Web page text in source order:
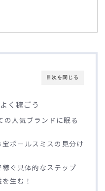
目次を閉じる
く稼ごう
の人気ブランドに眠る
宝ポールスミスの見分け
稼ぐ具体的なステップ
生む！